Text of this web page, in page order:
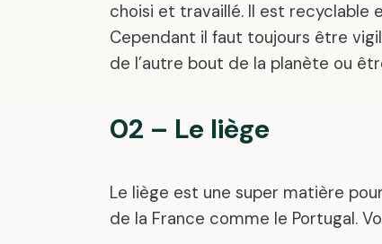
choisi et travaillé. Il est recyclable
Cependant il faut toujours être
de l’autre bout de la planète ou
02 – Le liège
Le liège est une super matière
de la France comme le Portugal.